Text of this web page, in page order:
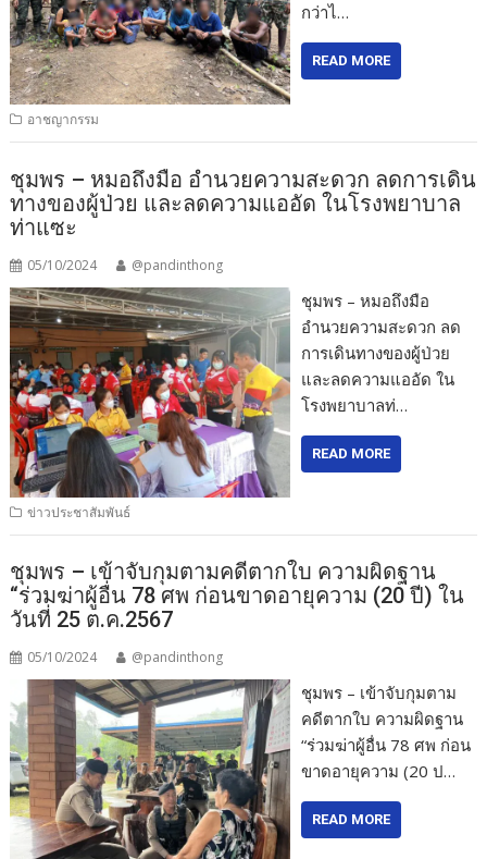
กว่าไ…
READ MORE
อาชญากรรม
ชุมพร – หมอถึงมือ อำนวยความสะดวก ลดการเดิน
ทางของผู้ป่วย และลดความแออัด ในโรงพยาบาล
ท่าแซะ
05/10/2024 @pandinthong
ชุมพร – หมอถึงมือ
อำนวยความสะดวก ลด
การเดินทางของผู้ป่วย
และลดความแออัด ใน
โรงพยาบาลท่…
READ MORE
ข่าวประชาสัมพันธ์
ชุมพร – เข้าจับกุมตามคดีตากใบ ความผิดฐาน
“ร่วมฆ่าผู้อื่น 78 ศพ ก่อนขาดอายุความ (20 ปี) ใน
วันที่ 25 ต.ค.2567
05/10/2024 @pandinthong
ชุมพร – เข้าจับกุมตาม
คดีตากใบ ความผิดฐาน
“ร่วมฆ่าผู้อื่น 78 ศพ ก่อน
ขาดอายุความ (20 ป…
READ MORE